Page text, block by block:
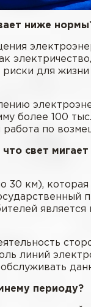
ниже
риски для
более 100
по
свет
км),
линий
периоду?